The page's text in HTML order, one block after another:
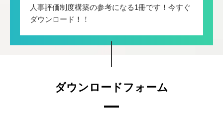
人事評価制度構築の参考になる1冊です！今すぐ
ダウンロード！！
ダウンロードフォーム